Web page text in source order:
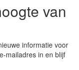
van
informatie voor
mailadres in en blijf